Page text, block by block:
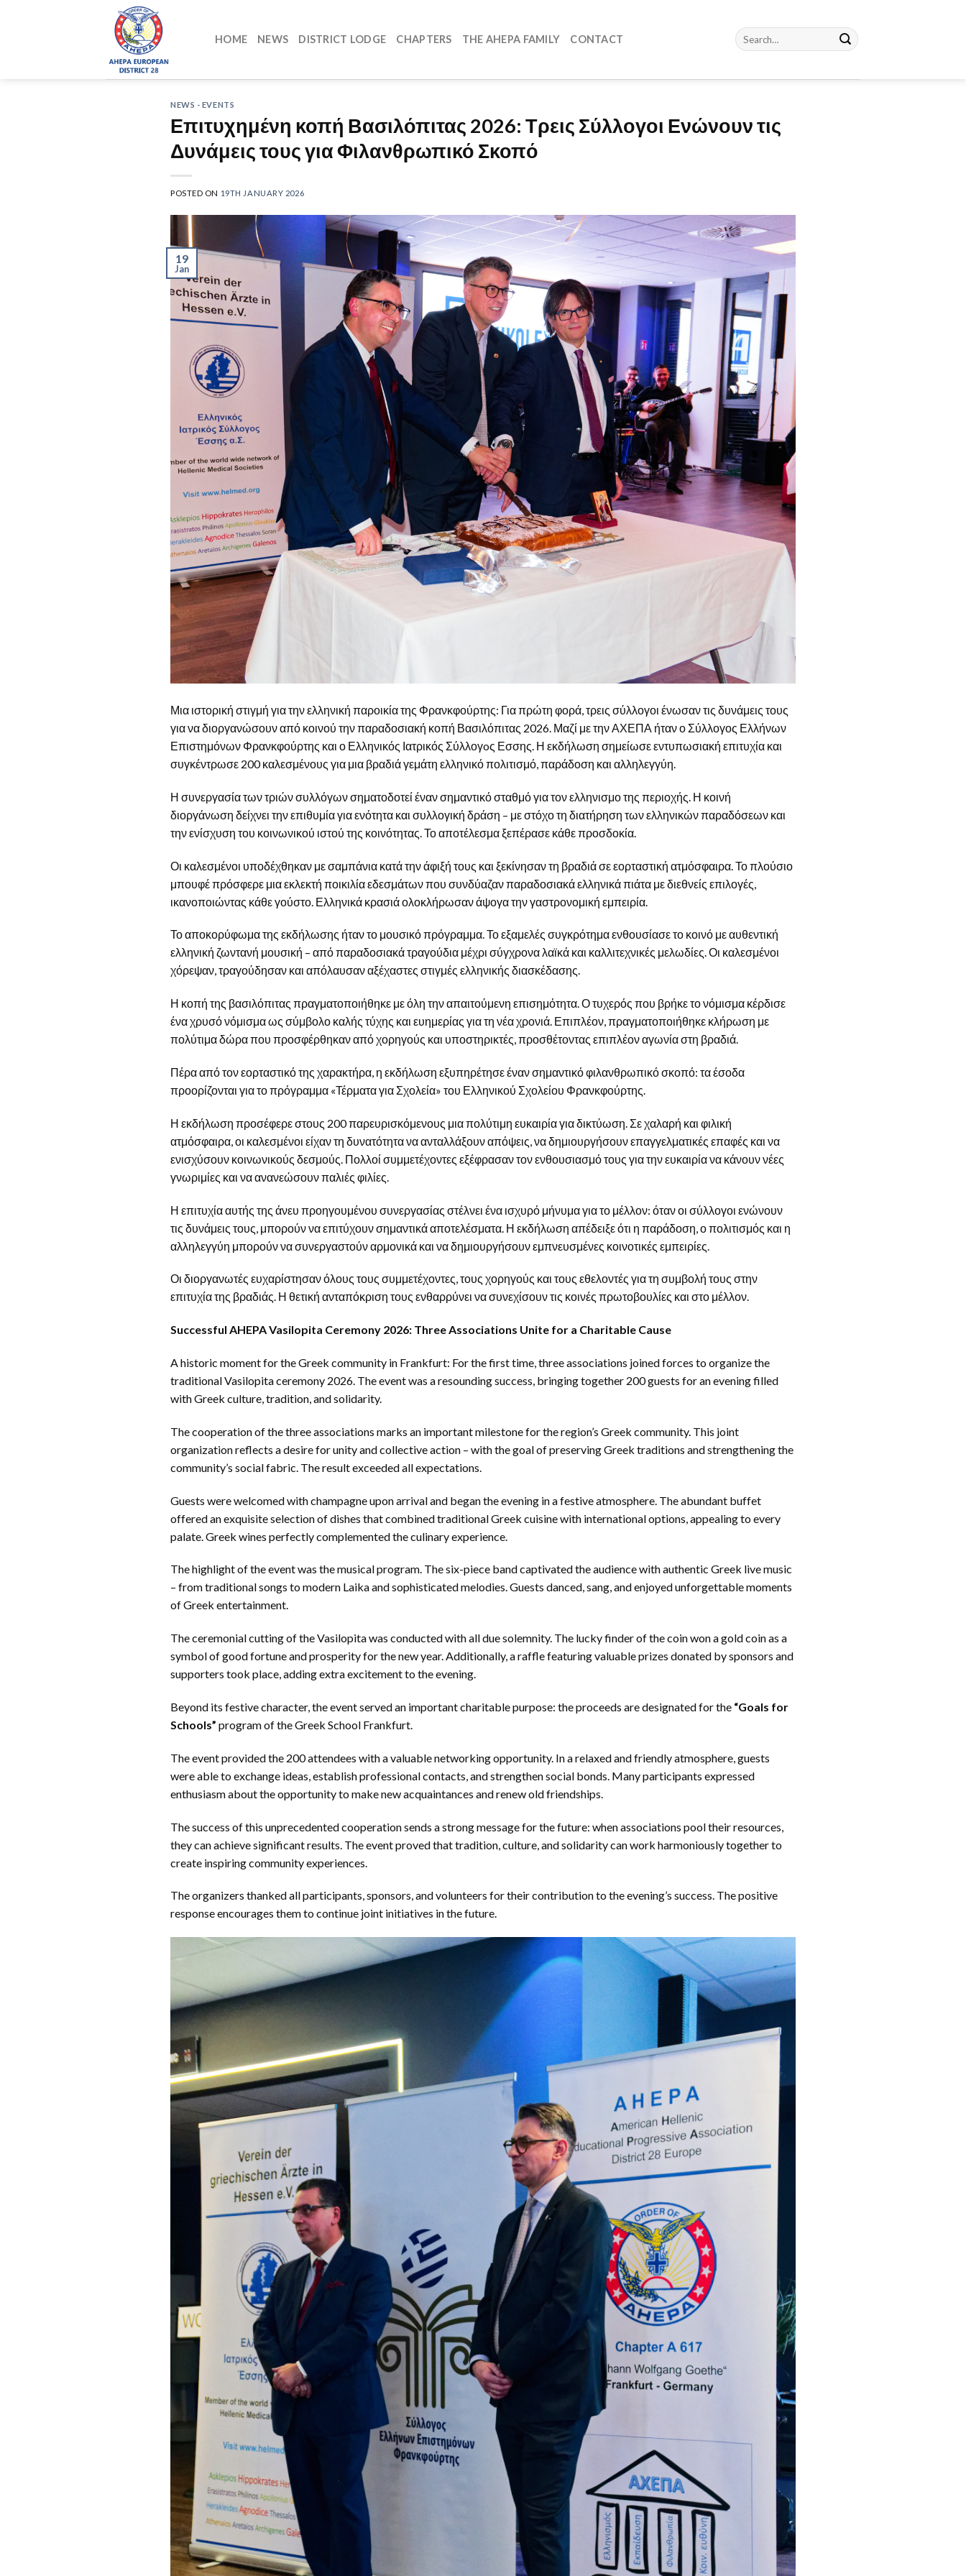
HOME NEWS DISTRICT LODGE CHAPTERS THE AHEPA FAMILY CONTACT
NEWS - EVENTS
Επιτυχημένη κοπή Βασιλόπιτας 2026: Τρεις Σύλλογοι Ενώνουν τις
Δυνάμεις τους για Φιλανθρωπικό Σκοπό
POSTED ON 19TH JANUARY 2026
19
Jan
Μια ιστορική στιγμή για την ελληνική παροικία της Φρανκφούρτης: Για πρώτη φορά, τρεις σύλλογοι ένωσαν τις δυνάμεις τους
για να διοργανώσουν από κοινού την παραδοσιακή κοπή Βασιλόπιτας 2026. Μαζί με την ΑΧΕΠΑ ήταν ο Σύλλογος Ελλήνων
Επιστημόνων Φρανκφούρτης και ο Ελληνικός Ιατρικός Σύλλογoς Εσσης. Η εκδήλωση σημείωσε εντυπωσιακή επιτυχία και
συγκέντρωσε 200 καλεσμένους για μια βραδιά γεμάτη ελληνικό πολιτισμό, παράδοση και αλληλεγγύη.
Η συνεργασία των τριών συλλόγων σηματοδοτεί έναν σημαντικό σταθμό για τον ελληνισμο της περιοχής. Η κοινή
διοργάνωση δείχνει την επιθυμία για ενότητα και συλλογική δράση – με στόχο τη διατήρηση των ελληνικών παραδόσεων και
την ενίσχυση του κοινωνικού ιστού της κοινότητας. Το αποτέλεσμα ξεπέρασε κάθε προσδοκία.
Οι καλεσμένοι υποδέχθηκαν με σαμπάνια κατά την άφιξή τους και ξεκίνησαν τη βραδιά σε εορταστική ατμόσφαιρα. Το πλούσιο
μπουφέ πρόσφερε μια εκλεκτή ποικιλία εδεσμάτων που συνδύαζαν παραδοσιακά ελληνικά πιάτα με διεθνείς επιλογές,
ικανοποιώντας κάθε γούστο. Ελληνικά κρασιά ολοκλήρωσαν άψογα την γαστρονομική εμπειρία.
Το αποκορύφωμα της εκδήλωσης ήταν το μουσικό πρόγραμμα. Το εξαμελές συγκρότημα ενθουσίασε το κοινό με αυθεντική
ελληνική ζωντανή μουσική – από παραδοσιακά τραγούδια μέχρι σύγχρονα λαϊκά και καλλιτεχνικές μελωδίες. Οι καλεσμένοι
χόρεψαν, τραγούδησαν και απόλαυσαν αξέχαστες στιγμές ελληνικής διασκέδασης.
Η κοπή της βασιλόπιτας πραγματοποιήθηκε με όλη την απαιτούμενη επισημότητα. Ο τυχερός που βρήκε το νόμισμα κέρδισε
ένα χρυσό νόμισμα ως σύμβολο καλής τύχης και ευημερίας για τη νέα χρονιά. Επιπλέον, πραγματοποιήθηκε κλήρωση με
πολύτιμα δώρα που προσφέρθηκαν από χορηγούς και υποστηρικτές, προσθέτοντας επιπλέον αγωνία στη βραδιά.
Πέρα από τον εορταστικό της χαρακτήρα, η εκδήλωση εξυπηρέτησε έναν σημαντικό φιλανθρωπικό σκοπό: τα έσοδα
προορίζονται για το πρόγραμμα «Τέρματα για Σχολεία» του Ελληνικού Σχολείου Φρανκφούρτης.
Η εκδήλωση προσέφερε στους 200 παρευρισκόμενους μια πολύτιμη ευκαιρία για δικτύωση. Σε χαλαρή και φιλική
ατμόσφαιρα, οι καλεσμένοι είχαν τη δυνατότητα να ανταλλάξουν απόψεις, να δημιουργήσουν επαγγελματικές επαφές και να
ενισχύσουν κοινωνικούς δεσμούς. Πολλοί συμμετέχοντες εξέφρασαν τον ενθουσιασμό τους για την ευκαιρία να κάνουν νέες
γνωριμίες και να ανανεώσουν παλιές φιλίες.
Η επιτυχία αυτής της άνευ προηγουμένου συνεργασίας στέλνει ένα ισχυρό μήνυμα για το μέλλον: όταν οι σύλλογοι ενώνουν
τις δυνάμεις τους, μπορούν να επιτύχουν σημαντικά αποτελέσματα. Η εκδήλωση απέδειξε ότι η παράδοση, ο πολιτισμός και η
αλληλεγγύη μπορούν να συνεργαστούν αρμονικά και να δημιουργήσουν εμπνευσμένες κοινοτικές εμπειρίες.
Οι διοργανωτές ευχαρίστησαν όλους τους συμμετέχοντες, τους χορηγούς και τους εθελοντές για τη συμβολή τους στην
επιτυχία της βραδιάς. Η θετική ανταπόκριση τους ενθαρρύνει να συνεχίσουν τις κοινές πρωτοβουλίες και στο μέλλον.
Successful AHEPA Vasilopita Ceremony 2026: Three Associations Unite for a Charitable Cause
A historic moment for the Greek community in Frankfurt: For the first time, three associations joined forces to organize the
traditional Vasilopita ceremony 2026. The event was a resounding success, bringing together 200 guests for an evening filled
with Greek culture, tradition, and solidarity.
The cooperation of the three associations marks an important milestone for the region’s Greek community. This joint
organization reflects a desire for unity and collective action – with the goal of preserving Greek traditions and strengthening the
community’s social fabric. The result exceeded all expectations.
Guests were welcomed with champagne upon arrival and began the evening in a festive atmosphere. The abundant buffet
offered an exquisite selection of dishes that combined traditional Greek cuisine with international options, appealing to every
palate. Greek wines perfectly complemented the culinary experience.
The highlight of the event was the musical program. The six-piece band captivated the audience with authentic Greek live music
– from traditional songs to modern Laika and sophisticated melodies. Guests danced, sang, and enjoyed unforgettable moments
of Greek entertainment.
The ceremonial cutting of the Vasilopita was conducted with all due solemnity. The lucky finder of the coin won a gold coin as a
symbol of good fortune and prosperity for the new year. Additionally, a raffle featuring valuable prizes donated by sponsors and
supporters took place, adding extra excitement to the evening.
Beyond its festive character, the event served an important charitable purpose: the proceeds are designated for the “Goals for
Schools” program of the Greek School Frankfurt.
The event provided the 200 attendees with a valuable networking opportunity. In a relaxed and friendly atmosphere, guests
were able to exchange ideas, establish professional contacts, and strengthen social bonds. Many participants expressed
enthusiasm about the opportunity to make new acquaintances and renew old friendships.
The success of this unprecedented cooperation sends a strong message for the future: when associations pool their resources,
they can achieve significant results. The event proved that tradition, culture, and solidarity can work harmoniously together to
create inspiring community experiences.
The organizers thanked all participants, sponsors, and volunteers for their contribution to the evening’s success. The positive
response encourages them to continue joint initiatives in the future.